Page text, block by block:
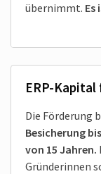
übernimmt. Es
ERP-Kapital
Die Förderung
Besicherung
von 15 Jahren.
Gründerinnen